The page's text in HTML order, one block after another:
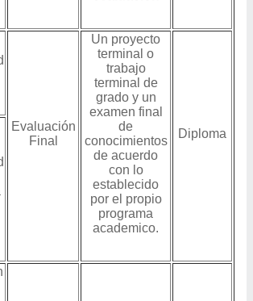
Evaluación
Final
Un proyecto
terminal o
trabajo
terminal de
grado y un
examen final
de
conocimientos
de acuerdo
con lo
establecido
por el propio
programa
academico.
Diploma